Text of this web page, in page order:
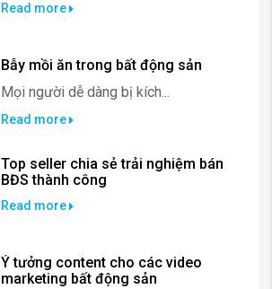
Read more
Bẫy mồi ăn trong bất động sản
Mọi người dễ dàng bị kích...
Read more
Top seller chia sẻ trải nghiệm bán
BĐS thành công
Read more
Ý tưởng content cho các video
marketing bất động sản